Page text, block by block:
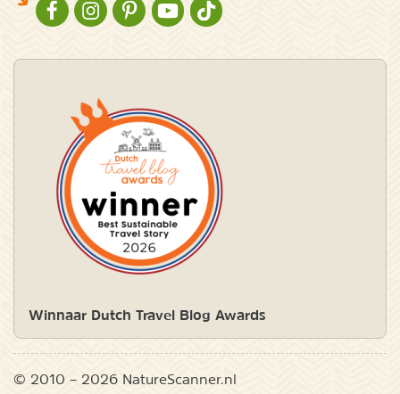
NATURESCANNER OP FACEBOOK
NATURESCANNER OP INSTAGRAM
NATURESCANNER OP PINTEREST
NATURESCANNER OP YOUTUBE
NATURESCANNER OP TIKTOK
Winnaar Dutch Travel Blog Awards
© 2010 – 2026 NatureScanner.nl